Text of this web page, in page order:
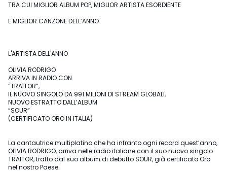
TRA CUI MIGLIOR ALBUM POP, MIGLIOR ARTISTA ESORDIENTE
E MIGLIOR CANZONE DELL’ANNO
L'ARTISTA DELL'ANNO
OLIVIA RODRIGO
ARRIVA IN RADIO CON
“TRAITOR”,
IL NUOVO SINGOLO DA 991 MILIONI DI STREAM GLOBALI,
NUOVO ESTRATTO DALL’ALBUM
“SOUR”
(CERTIFICATO ORO IN ITALIA)
La cantautrice multiplatino che ha infranto ogni record quest’anno,
OLIVIA RODRIGO, arriva nelle radio italiane con il suo nuovo singolo
TRAITOR, tratto dal suo album di debutto SOUR, già certificato Oro
nel nostro Paese.